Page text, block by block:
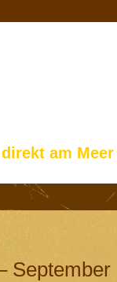
am Meer